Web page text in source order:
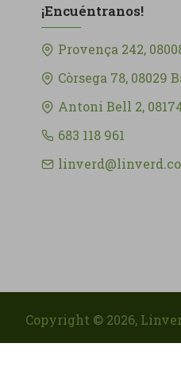
¡Encuéntranos!
Provença 242,
Còrsega 78, 08029
Antoni Bell 2,
683 118 961
Copyright © 2026,